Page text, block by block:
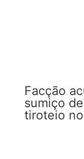
Facção
sumiço
tiroteio